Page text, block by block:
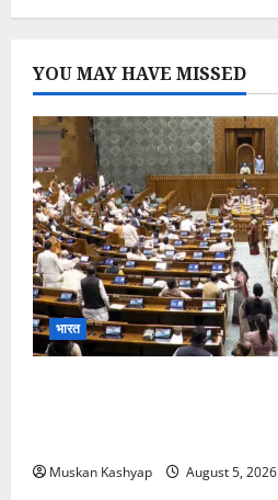
YOU MAY HAVE MISSED
भारत
Muskan Kashyap August 5, 2026